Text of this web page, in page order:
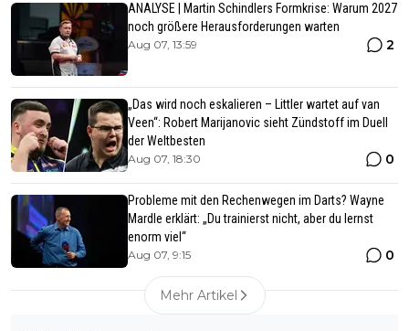
ANALYSE | Martin Schindlers Formkrise: Warum 2027
noch größere Herausforderungen warten
Aug 07, 13:59 2
„Das wird noch eskalieren – Littler wartet auf van
Veen“: Robert Marijanovic sieht Zündstoff im Duell
der Weltbesten
Aug 07, 18:30 0
Probleme mit den Rechenwegen im Darts? Wayne
Mardle erklärt: „Du trainierst nicht, aber du lernst
enorm viel“
Aug 07, 9:15 0
Mehr Artikel